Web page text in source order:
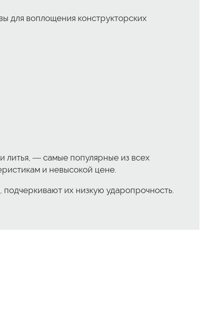
для воплощения конструкторских
литья, — самые популярные из всех
и невысокой цене.
подчеркивают их низкую ударопрочность.